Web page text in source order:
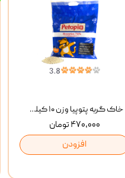
خاک گربه پتوپیا وزن ۱۰ کیلوگرم
۴۷۰,۰۰۰ تومان
افزودن